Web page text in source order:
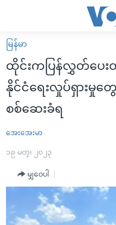
လွယ်ကူ
စေ
သည့်
Link
များ
ပင်မ
ကျော်
ကြည့်
ပင်မ
မူလစာမျက်နှာ
မြန်မာ
ကမ္ဘာ့သတင်းများ
နိုင်ငံတကာ
အစ္စရေး-ပါလက်စတိုင်း
ဗွီဒီယို
အင်္ဂလိပ်စာလေ့လာမယ်
အမေရိကန်သုံးအီဒီယံ
မကြေးမုံရဲ့ အင်္ဂလိပ်စာ
ရုပ်ရှင်ထဲက အင်္ဂလိပ်စာ
အပတ်စဉ်ကဏ္ဍများ
တီဗွီ
ရေဒီယိုနှင့်ရုပ်သံ အချက်အလက်မ
ရေဒီယို/တီဗွီအစီအစဉ်
မြန်မာ
ထိုင်းကပြန်လွှတ်ပေး
နိုင်ငံရေးလှုပ်ရှားမှု
စစ်ဆေးခံရ
အေးအေးမာ
၁၉ မတ္၊ ၂၀၂၃
မျှဝေပါ